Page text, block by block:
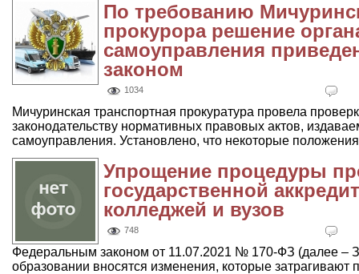
По требованию
прокурора решение
самоуправления
законом
1034
Мичуринская транспортная прокуратура провела
законодательству нормативных правовых актов,
самоуправления. Установлено, что некоторые
Упрощение процедуры
государственной
колледжей и вузов
748
Федеральным законом от 11.07.2021 № 170-ФЗ (далее –
образовании вносятся изменения, которые затрагивают